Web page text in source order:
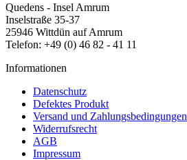
Quedens - Insel Amrum
Inselstraße 35-37
25946 Wittdün auf Amrum
Telefon: +49 (0) 46 82 - 41 11
Informationen
Datenschutz
Defektes Produkt
Versand und Zahlungsbedingungen
Widerrufsrecht
AGB
Impressum